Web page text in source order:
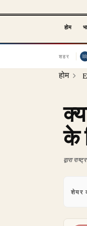
होम
शहर
होम
के
द्वारा
शेयर